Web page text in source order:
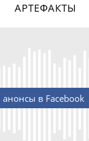
АРТЕФАКТЫ
в Facebook